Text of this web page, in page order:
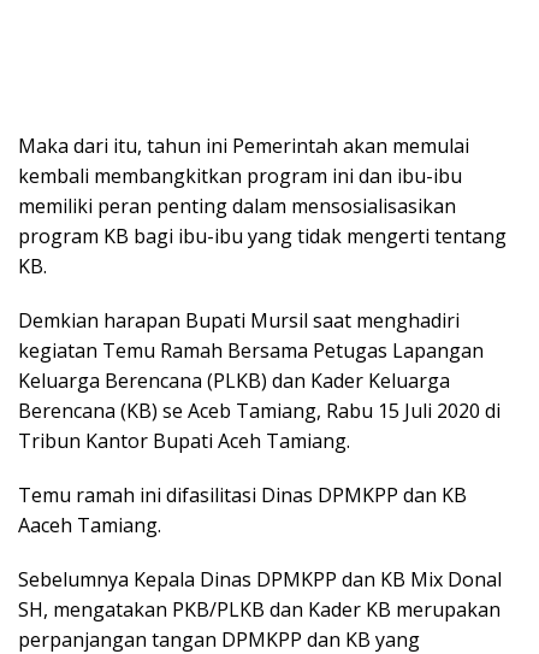
Maka dari itu, tahun ini Pemerintah akan memulai
kembali membangkitkan program ini dan ibu-ibu
memiliki peran penting dalam mensosialisasikan
program KB bagi ibu-ibu yang tidak mengerti tentang
KB.
Demkian harapan Bupati Mursil saat menghadiri
kegiatan Temu Ramah Bersama Petugas Lapangan
Keluarga Berencana (PLKB) dan Kader Keluarga
Berencana (KB) se Aceb Tamiang, Rabu 15 Juli 2020 di
Tribun Kantor Bupati Aceh Tamiang.
Temu ramah ini difasilitasi Dinas DPMKPP dan KB
Aaceh Tamiang.
Sebelumnya Kepala Dinas DPMKPP dan KB Mix Donal
SH, mengatakan PKB/PLKB dan Kader KB merupakan
perpanjangan tangan DPMKPP dan KB yang